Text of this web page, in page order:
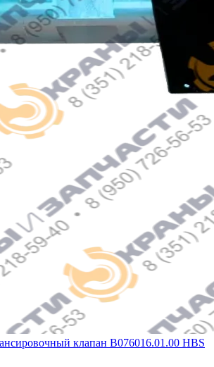
клапан B076016.01.00 HBS